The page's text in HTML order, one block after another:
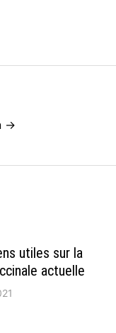
→
utiles sur la
actuelle